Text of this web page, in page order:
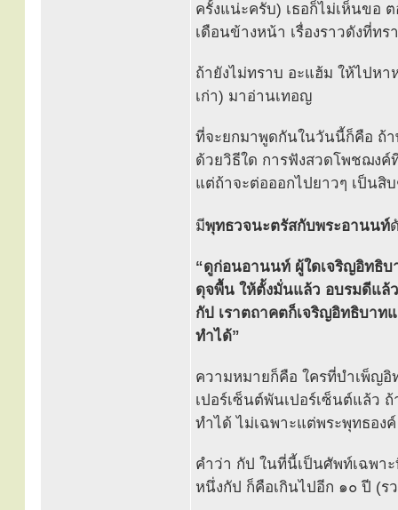
ครั้งแน่ะครับ) เธอก็ไม่เห็นขอ
เดือนข้างหน้า เรื่องราวดังที่ท
ถ้ายังไม่ทราบ อะแฮ้ม ให้ไปห
เก่า) มาอ่านเทอญ
ที่จะยกมาพูดกันในวันนี้ก็คือ ถ้า
ด้วยวิธีใด การฟังสวดโพชฌง
แต่ถ้าจะต่อออกไปยาวๆ เป็นสิ
มีพุทธวจนะตรัสกับพระอานนท์
“ดูก่อนอานนท์ ผู้ใดเจริญอิทธิบ
ดุจพื้น ให้ตั้งมั่นแล้ว อบรมดีแล้
กัป เราตถาคตก็เจริญอิทธิบา
ทำได้”
ความหมายก็คือ ใครที่บำเพ็ญ
เปอร์เซ็นต์พันเปอร์เซ็นต์แล้ว
ทำได้ ไม่เฉพาะแต่พระพุทธอง
คำว่า กัป ในที่นี้เป็นศัพท์เฉพา
หนึ่งกัป ก็คือเกินไปอีก ๑๐ ปี (ร